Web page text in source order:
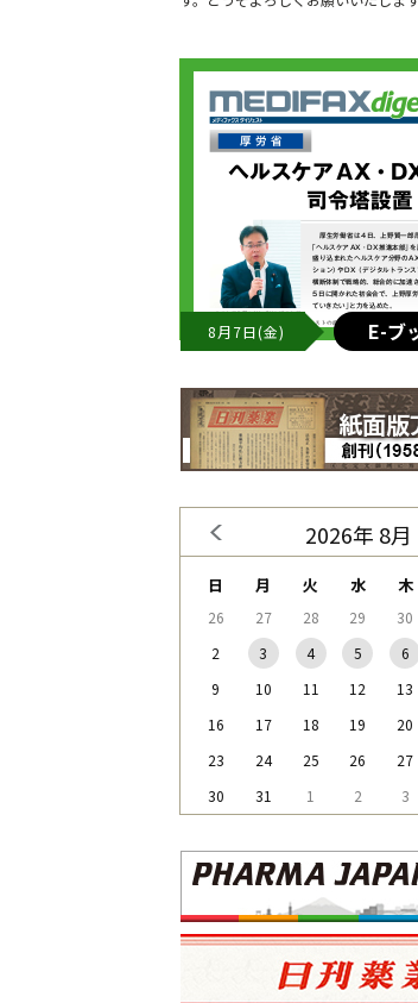
8月7日(金) E-ブ
2026年 8月
日 月 火 水 木
26 27 28 29 30
2
3 4 5 6
9
10 11 12 13
16
17 18 19 20
23
24 25 26 27
30
31 1 2 3